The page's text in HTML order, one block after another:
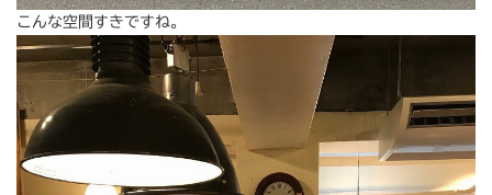
こんな空間すきですね。